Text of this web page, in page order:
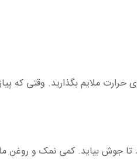
حرارت ملایم بگذارید. وقتی
تا جوش بیاید. کمی نمک و